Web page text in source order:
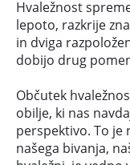
Hvaležnost
lepoto, razkrije
in dviga
dobijo drug
Občutek
obilje, ki nas
perspektivo. To je
našega bivanja,